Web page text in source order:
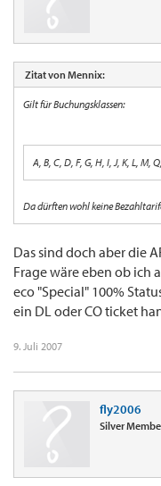
Zitat von Mennix:
Gilt für Buchungsklassen:
A, B, C, D, F, G, H, I, J, K, L, M,
Da dürften wohl keine
Das sind doch aber die
Frage wäre eben ob ich
eco "Special" 100%
ein DL oder CO ticket
9. Juli 2007
fly2006
Silver